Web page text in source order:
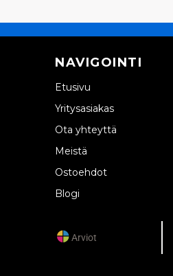
NAVIGOINTI
Etusivu
Yritysasiakas
Ota yhteyttä
Meistä
Ostoehdot
Blogi